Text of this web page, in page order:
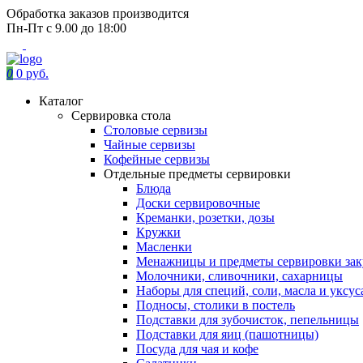
Обработка заказов производится
Пн-Пт с 9.00 до 18:00
0 0 руб.
Каталог
Сервировка стола
Столовые сервизы
Чайные сервизы
Кофейные сервизы
Отдельные предметы сервировки
Блюда
Доски сервировочные
Креманки, розетки, дозы
Кружки
Масленки
Менажницы и предметы сервировки
Молочники, сливочники, сахарницы
Наборы для специй, соли, масла и
Подносы, столики в постель
Подставки для зубочисток, пепельницы
Подставки для яиц (пашотницы)
Посуда для чая и кофе